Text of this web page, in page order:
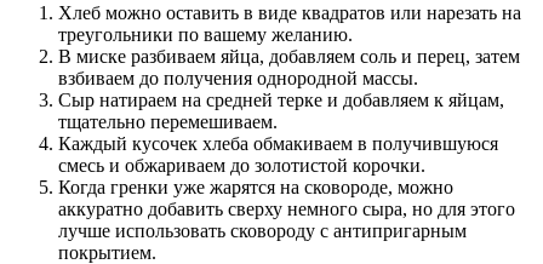
Хлеб можно оставить в виде квадратов или нарезать на
треугольники по вашему желанию.
В миске разбиваем яйца, добавляем соль и перец, затем
взбиваем до получения однородной массы.
Сыр натираем на средней терке и добавляем к яйцам,
тщательно перемешиваем.
Каждый кусочек хлеба обмакиваем в получившуюся
смесь и обжариваем до золотистой корочки.
Когда гренки уже жарятся на сковороде, можно
аккуратно добавить сверху немного сыра, но для этого
лучше использовать сковороду с антипригарным
покрытием.